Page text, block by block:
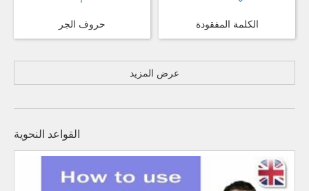
حروف الجر الكلمة المفقودة
عرض المزيد
القواعد النحوية